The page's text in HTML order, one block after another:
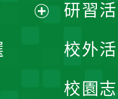
研習
校外
校園